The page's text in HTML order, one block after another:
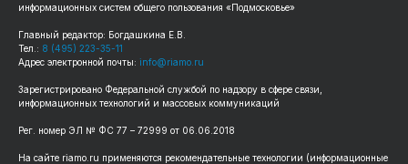
информационных систем общего пользования «Подмосковье»
Главный редактор: Богдашкина Е.В.
Тел.: 8 (495) 223-35-11
Адрес электронной почты: info@riamo.ru
Зарегистрировано Федеральной службой по надзору в сфере связи,
информационных технологий и массовых коммуникаций
Рег. номер ЭЛ № ФС 77 – 72999 от 06.06.2018
На сайте riamo.ru применяются рекомендательные технологии (информационные